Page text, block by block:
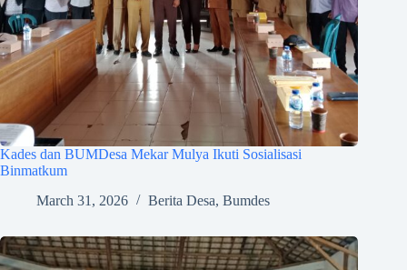
Kades dan BUMDesa Mekar Mulya Ikuti Sosialisasi
Binmatkum
March 31, 2026
Berita Desa, Bumdes